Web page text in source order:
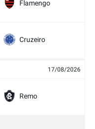
Flamengo
Cruzeiro
17/08/2026
Remo